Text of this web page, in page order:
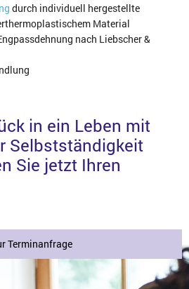
durch individuell hergestellte
Material
nach Liebscher &
in ein Leben mit
Selbstständigkeit
Sie jetzt Ihren
Terminanfrage